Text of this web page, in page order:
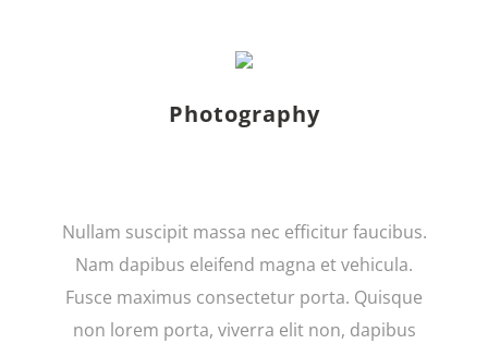
Photography
Nullam suscipit massa nec efficitur faucibus.
Nam dapibus eleifend magna et vehicula.
Fusce maximus consectetur porta. Quisque
non lorem porta, viverra elit non, dapibus